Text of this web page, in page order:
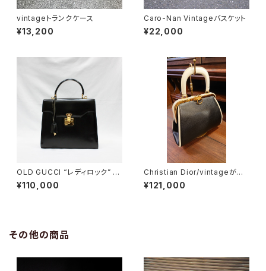
vintageトランクケース
¥13,200
Caro-Nan Vintageバスケット
¥22,000
OLD GUCCI “レディロック” 2
wayハンドバッグ
¥110,000
Christian Dior/vintageがま
口バッグ
¥121,000
その他の商品